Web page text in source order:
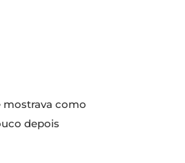
mostrava como
depois